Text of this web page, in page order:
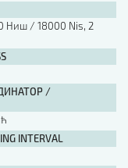
Ниш / 18000 Nis, 2
/
INTERVAL